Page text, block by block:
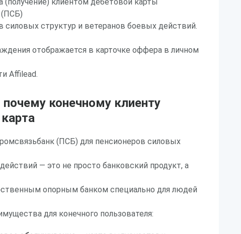
(ПСБ)
силовых структур и ветеранов боевых действий.
отображается в карточке оффера в личном
Affilead.
конечному клиенту
(ПСБ) для пенсионеров силовых
— это не просто банковский продукт, а
опорным банком специально для людей
для конечного пользователя: